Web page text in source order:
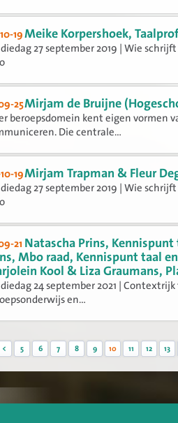
19Meike Korpershoek,
27 september 2019 | Wie
25Mirjam de Bruijne
beroepsdomein kent eigen vormen
Die centrale...
19Mirjam Trapman & Fleur
27 september 2019 | Wie
21 Natascha Prins,
Mbo raad, Kennispunt taal
Kool & Liza Graumans,
24 september 2021 |
en...
< 5 6 7 8 9 10 11 12 13